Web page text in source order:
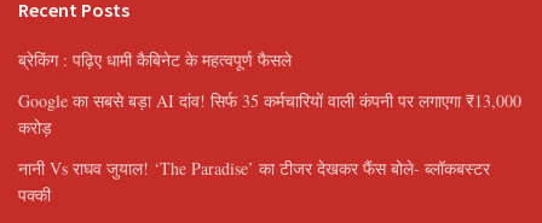
Recent Posts
ब्रेकिंग : पढ़िए धामी कैबिनेट के महत्वपूर्ण फैसले
Google का सबसे बड़ा AI दांव! सिर्फ 35 कर्मचारियों वाली कंपनी पर लगाएगा ₹13,000
करोड़
नानी Vs राघव जुयाल! ‘The Paradise’ का टीजर देखकर फैंस बोले- ब्लॉकबस्टर
पक्की